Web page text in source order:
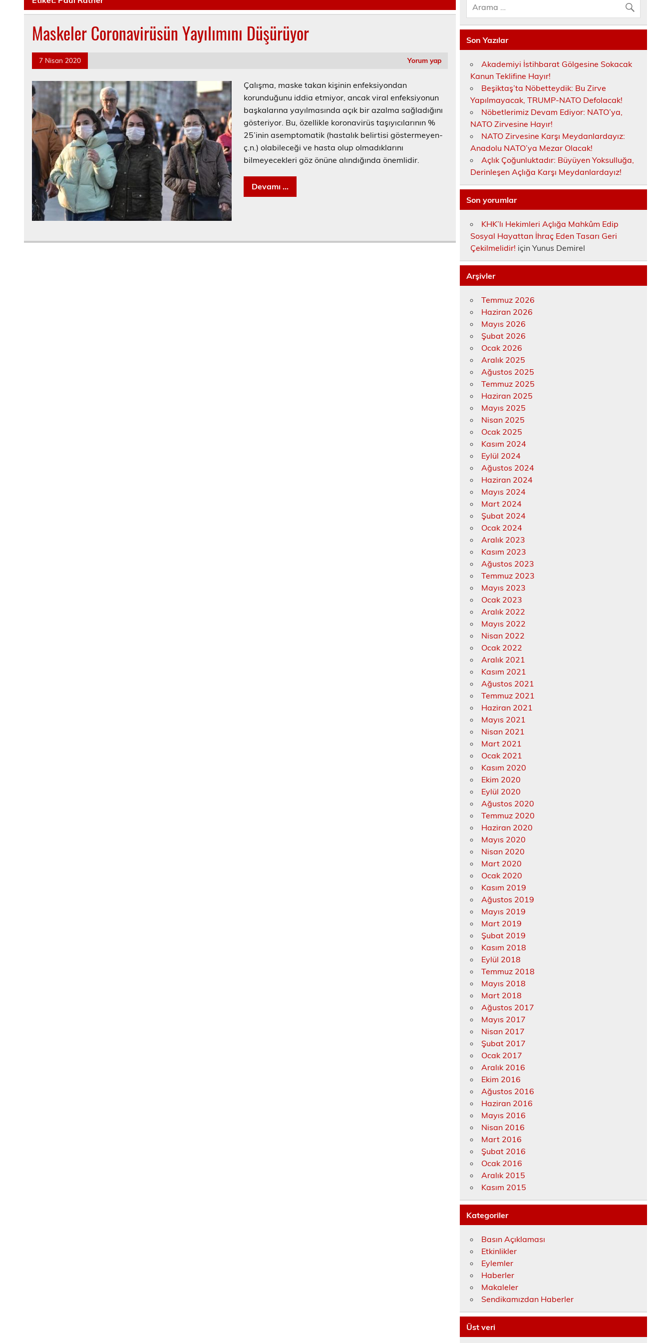
Maskeler Coronavirüsün Yayılımını Düşürüyor
7 Nisan 2020 Yorum yap
Çalışma, maske takan kişinin enfeksiyondan
korunduğunu iddia etmiyor, ancak viral enfeksiyonun
başkalarına yayılmasında açık bir azalma sağladığını
gösteriyor. Bu, özellikle koronavirüs taşıyıcılarının %
25’inin asemptomatik (hastalık belirtisi göstermeyen-
ç.n.) olabileceği ve hasta olup olmadıklarını
bilmeyecekleri göz önüne alındığında önemlidir.
Devamı ...
Son Yazılar
Akademiyi İstihbarat Gölgesine Sokacak
Kanun Teklifine Hayır!
Beşiktaş’ta Nöbetteydik: Bu Zirve
Yapılmayacak, TRUMP-NATO Defolacak!
Nöbetlerimiz Devam Ediyor: NATO’ya,
NATO Zirvesine Hayır!
NATO Zirvesine Karşı Meydanlardayız:
Anadolu NATO’ya Mezar Olacak!
Açlık Çoğunluktadır: Büyüyen Yoksulluğa,
Derinleşen Açlığa Karşı Meydanlardayız!
Son yorumlar
KHK’lı Hekimleri Açlığa Mahkûm Edip
Sosyal Hayattan İhraç Eden Tasarı Geri
Çekilmelidir! içinYunus Demirel
Arşivler
Temmuz 2026
Haziran 2026
Mayıs 2026
Şubat 2026
Ocak 2026
Aralık 2025
Ağustos 2025
Temmuz 2025
Haziran 2025
Mayıs 2025
Nisan 2025
Ocak 2025
Kasım 2024
Eylül 2024
Ağustos 2024
Haziran 2024
Mayıs 2024
Mart 2024
Şubat 2024
Ocak 2024
Aralık 2023
Kasım 2023
Ağustos 2023
Temmuz 2023
Mayıs 2023
Ocak 2023
Aralık 2022
Mayıs 2022
Nisan 2022
Ocak 2022
Aralık 2021
Kasım 2021
Ağustos 2021
Temmuz 2021
Haziran 2021
Mayıs 2021
Nisan 2021
Mart 2021
Ocak 2021
Kasım 2020
Ekim 2020
Eylül 2020
Ağustos 2020
Temmuz 2020
Haziran 2020
Mayıs 2020
Nisan 2020
Mart 2020
Ocak 2020
Kasım 2019
Ağustos 2019
Mayıs 2019
Mart 2019
Şubat 2019
Kasım 2018
Eylül 2018
Temmuz 2018
Mayıs 2018
Mart 2018
Ağustos 2017
Mayıs 2017
Nisan 2017
Şubat 2017
Ocak 2017
Aralık 2016
Ekim 2016
Ağustos 2016
Haziran 2016
Mayıs 2016
Nisan 2016
Mart 2016
Şubat 2016
Ocak 2016
Aralık 2015
Kasım 2015
Kategoriler
Basın Açıklaması
Etkinlikler
Eylemler
Haberler
Makaleler
Sendikamızdan Haberler
Üst veri